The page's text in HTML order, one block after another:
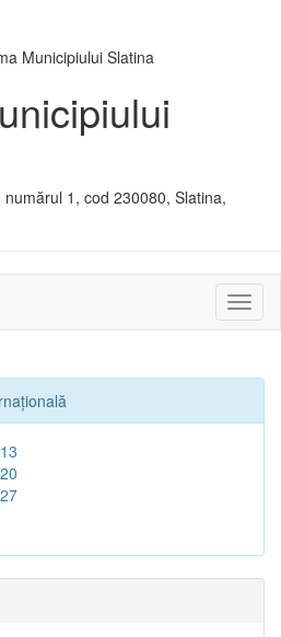
1, cod 230080, Slatina,
sau